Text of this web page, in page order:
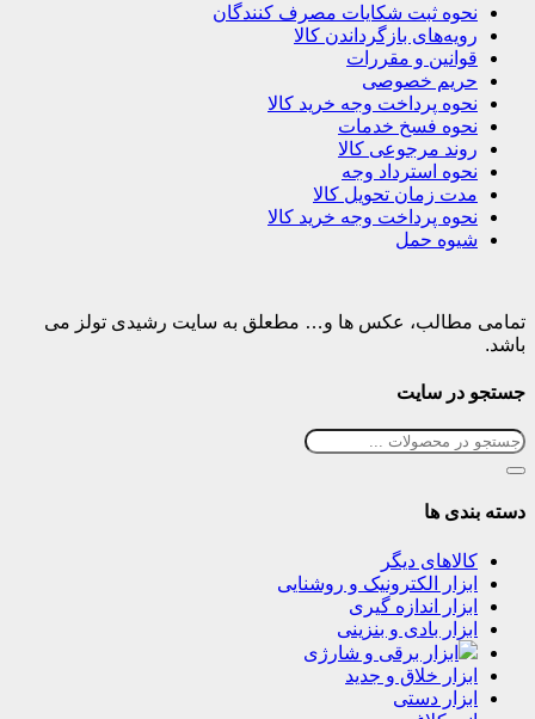
نحوه ثبت شکایات مصرف کنندگان
رویه‌های بازگرداندن کالا
قوانین و مقررات
حریم خصوصی
نحوه پرداخت وجه خرید کالا
نحوه فسخ خدمات
روند مرجوعی کالا
نحوه استرداد وجه
مدت زمان تحویل کالا
نحوه پرداخت وجه خرید کالا
شیوه حمل
تمامی مطالب، عکس ها و… مطعلق به سایت رشیدی تولز می
باشد.
جستجو در سایت
دسته بندی ها
کالاهای دیگر
ابزار الکترونیک و روشنایی
ابزار اندازه گیری
ابزار بادی و بنزینی
ابزار برقی و شارژی
ابزار خلاق و جدید
ابزار دستی